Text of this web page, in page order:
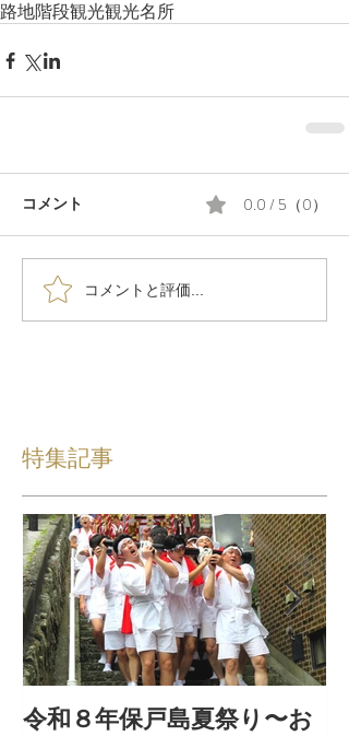
路地階段観光観光名所
コメント 0.0 / 5（0）
コメントと評価...
特集記事
令和８年保戸島夏祭り〜お